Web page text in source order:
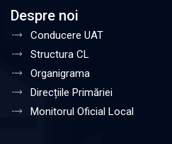
Despre noi
Conducere UAT
Structura CL
Organigrama
Direcțiile Primăriei
Monitorul Oficial Local